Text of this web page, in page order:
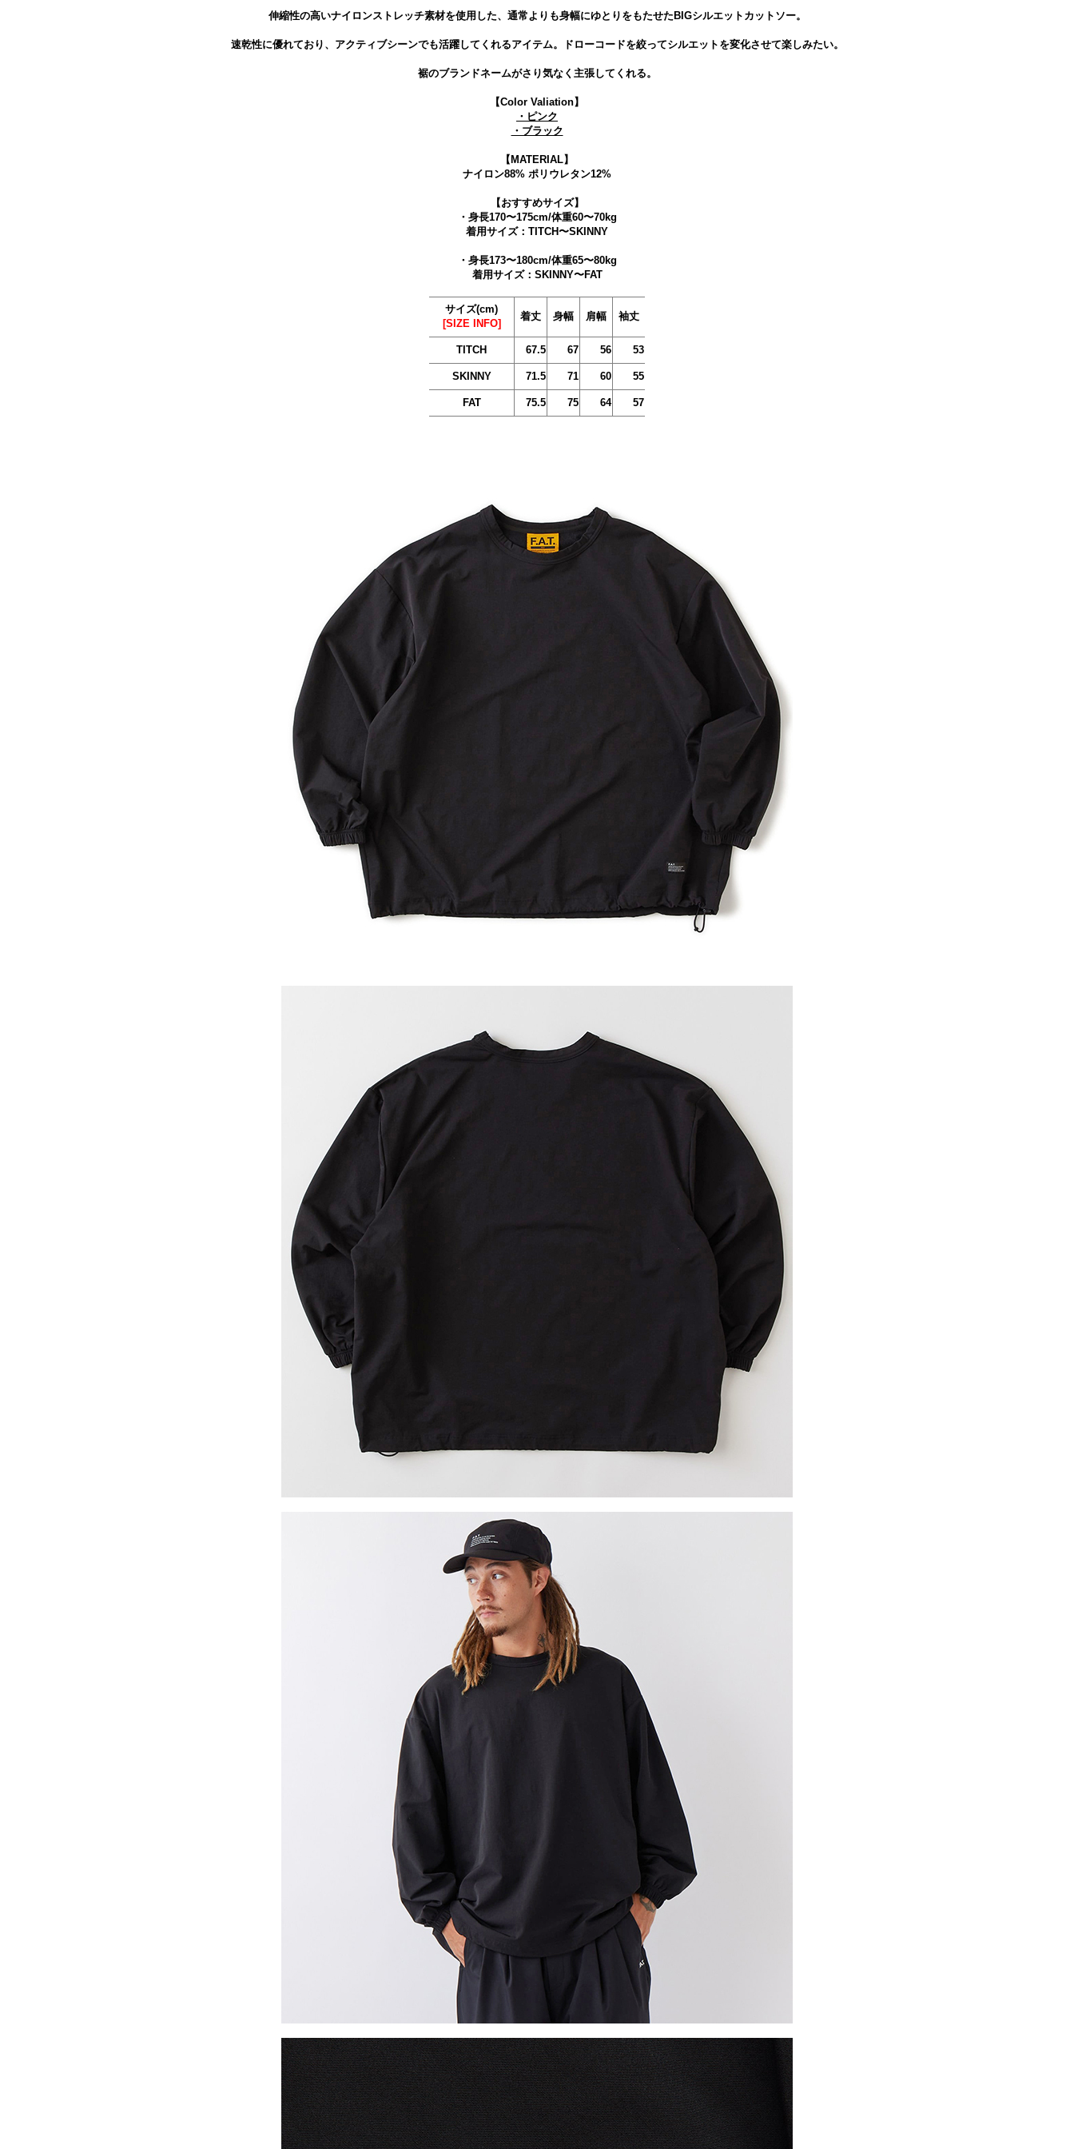
伸縮性の高いナイロンストレッチ素材を使用した、通常よりも身幅にゆとりをもたせたBIGシルエットカットソー。
速乾性に優れており、アクティブシーンでも活躍してくれるアイテム。ドローコードを絞ってシルエットを変化させて楽しみたい。
裾のブランドネームがさり気なく主張してくれる。
【Color Valiation】
・ピンク
・ブラック
【MATERIAL】
ナイロン88% ポリウレタン12%
【おすすめサイズ】
・身長170〜175cm/体重60〜70kg
着用サイズ：TITCH〜SKINNY
・身長173〜180cm/体重65〜80kg
着用サイズ：SKINNY〜FAT
サイズ(cm)
[SIZE INFO]
着丈 身幅 肩幅 袖丈
TITCH 67.5 67 56 53
SKINNY 71.5 71 60 55
FAT 75.5 75 64 57